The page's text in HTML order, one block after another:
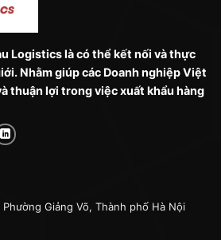
Logistics là có thể kết nối và thực
Nhằm giúp các Doanh nghiệp Việt
thuận lợi trong việc xuất khẩu hàng
Giảng Võ, Thành phố Hà Nội